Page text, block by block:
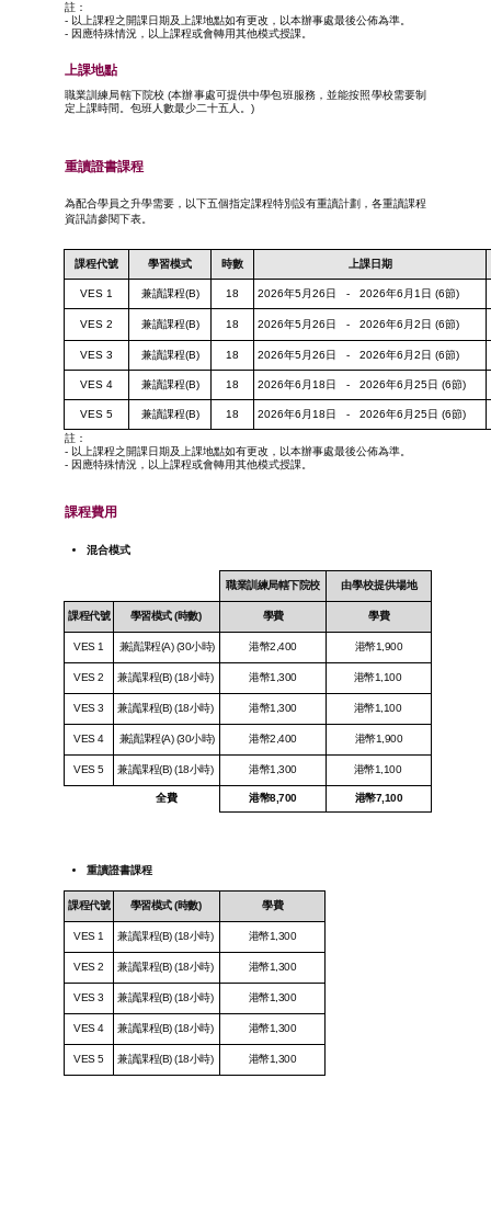
註：
- ​以上課程之開課日期及上課地點如有更改，以本辦事處最後公佈為準。
- ​因應特殊情況，以上課程或會轉用其他模式授課。
上課地點
職業訓練局轄下院校 (本辦事處可提供中學包班服務，並能按照學校需要制
定上課時間。包班人數最少二十五人。)
重讀證書課程
為配合學員之升學需要，以下五個指定課程特別設有重讀計劃，各重讀課程
資訊請參閱下表。
課程代號 學習模式 時數 上課日期
VES 1 兼讀課程(B) 18 2026年5月26日 - 2026年6月1日 (6節)
VES 2 兼讀課程(B) 18 2026年5月26日 - 2026年6月2日 (6節)
VES 3 兼讀課程(B) 18 2026年5月26日 - 2026年6月2日 (6節)
VES 4 兼讀課程(B) 18 2026年6月18日 - 2026年6月25日 (6節)
VES 5 兼讀課程(B) 18
2026年6月18日 - 2026年6月25日 (6節)
註：
- ​​以上課程之開課日期及上課地點如有更改，以本辦事處最後公佈為準。
- ​​因應特殊情況，以上課程或會轉用其他模式授課。
課程費用
混合模式
職業訓練局轄下院校 由學校提供場地
課程代號 學習模式(時數) 學費 學費
VES 1 兼讀課程(A) (30小時) 港幣2,400 港幣1,900
VES 2 兼讀課程(B) (18小時) 港幣1,300 港幣1,100
VES 3 兼讀課程(B) (18小時) 港幣1,300 港幣1,100
VES 4 兼讀課程(A) (30小時) 港幣2,400 港幣1,900
VES 5 兼讀課程(B) (18小時) 港幣1,300 港幣1,100
全費 港幣8,700 港幣7,100
重讀證書課程
課程代號 學習模式(時數) 學費
VES 1 兼讀課程(B) (18小時) 港幣1,300
VES 2 兼讀課程(B) (18小時) 港幣1,300
VES 3 兼讀課程(B) (18小時) 港幣1,300
VES 4 兼讀課程(B) (18小時) 港幣1,300
VES 5 兼讀課程(B) (18小時) 港幣1,300